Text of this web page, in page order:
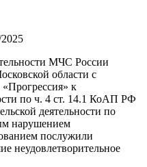
МЧС России
области с
к
по ч. 4 ст. 14.1 КоАП РФ
деятельности по
нарушением
послужили
неудовлетворительное